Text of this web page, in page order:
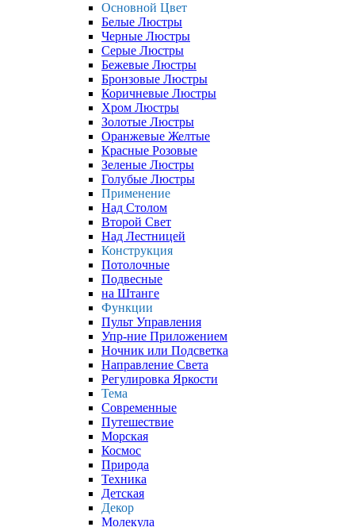
Основной Цвет
Белые Люстры
Черные Люстры
Серые Люстры
Бежевые Люстры
Бронзовые Люстры
Коричневые Люстры
Хром Люстры
Золотые Люстры
Оранжевые Желтые
Красные Розовые
Зеленые Люстры
Голубые Люстры
Применение
Над Столом
Второй Свет
Над Лестницей
Конструкция
Потолочные
Подвесные
на Штанге
Функции
Пульт Управления
Упр-ние Приложением
Ночник или Подсветка
Направление Света
Регулировка Яркости
Тема
Современные
Путешествие
Морская
Космос
Природа
Техника
Детская
Декор
Молекула